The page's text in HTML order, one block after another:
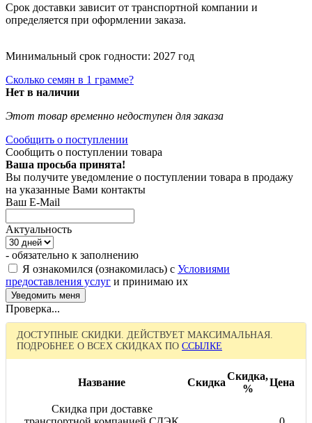
Срок доставки зависит от транспортной компании и
определяется при оформлении заказа.
Минимальный срок годности: 2027 год
Сколько семян в 1 грамме?
Нет в наличии
Этот товар временно недоступен для заказа
Сообщить о поступлении
Сообщить о поступлении товара
Ваша просьба принята!
Вы получите уведомление о поступлении товара в продажу
на указанные Вами контакты
Ваш E-Mail
Актуальность
- обязательно к заполнению
Я ознакомился (ознакомилась) с Условиями
предоставления услуг и принимаю их
Проверка...
ДОСТУПНЫЕ СКИДКИ. ДЕЙСТВУЕТ МАКСИМАЛЬНАЯ.
ПОДРОБНЕЕ О ВСЕХ СКИДКАХ ПО ССЫЛКЕ
Название Скидка
Скидка,
%
Цена
Скидка при доставке